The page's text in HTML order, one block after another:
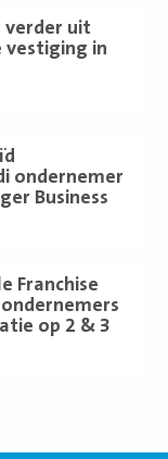
verder uit
vestiging in
ondernemer
Business
Franchise
op 2 & 3